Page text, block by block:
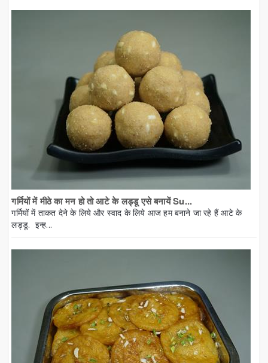
गर्मियों में मीठे का मन हो तो आटे के लड्डू एसे बनायें Su...
गर्मियों में ताकत देने के लिये और स्वाद के लिये आज हम बनाने जा रहे हैं आटे के
लड्डू. इन्ह...